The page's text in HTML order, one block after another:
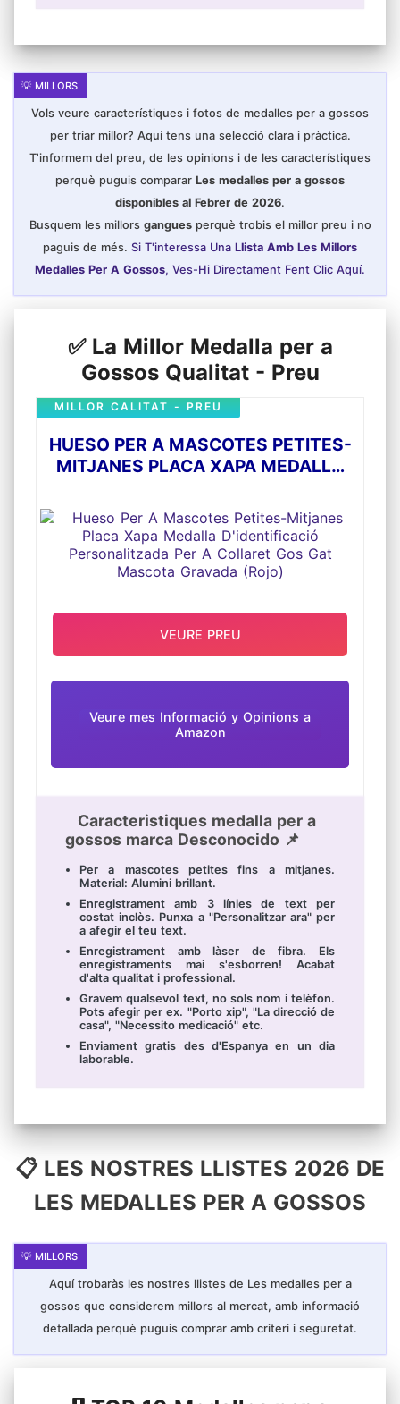
Vols veure característiques i fotos de medalles per a gossos
per triar millor? Aquí tens una selecció clara i pràctica.
T'informem del preu, de les opinions i de les característiques
perquè puguis comparar Les medalles per a gossos
disponibles al Febrer de 2026.
Busquem les millors ganguesperquè trobis el millor preu i no
paguis de més. Si T'interessa Una Llista Amb Les Millors
Medalles Per A Gossos, Ves-Hi Directament Fent Clic Aquí.
✅ La Millor Medalla per a
Gossos Qualitat - Preu
HUESO PER A MASCOTES PETITES-
MITJANES PLACA XAPA MEDALLA
PER A COLLARET GOS GAT
MASCOTA GRAVADA (ROJO)
MILLOR CALITAT - PREU
Veure mes Informació y Opinions a
Amazon
Caracteristiques medalla per a
gossos marca Desconocido 📌
Per a mascotes petites fins a mitjanes.
Material: Alumini brillant.
Enregistrament amb 3 línies de text per
costat inclòs. Punxa a "Personalitzar ara" per
a afegir el teu text.
Enregistrament amb làser de fibra. Els
enregistraments mai s'esborren! Acabat
d'alta qualitat i professional.
Gravem qualsevol text, no sols nom i telèfon.
Pots afegir per ex. "Porto xip", "La direcció de
casa", "Necessito medicació" etc.
Enviament gratis des d'Espanya en un dia
laborable.
VEURE PREU
📋 LES NOSTRES LLISTES 2026 DE
LES MEDALLES PER A GOSSOS
Aquí trobaràs les nostres llistes de Les medalles per a
gossos que considerem millors al mercat, amb informació
detallada perquè puguis comprar amb criteri i seguretat.